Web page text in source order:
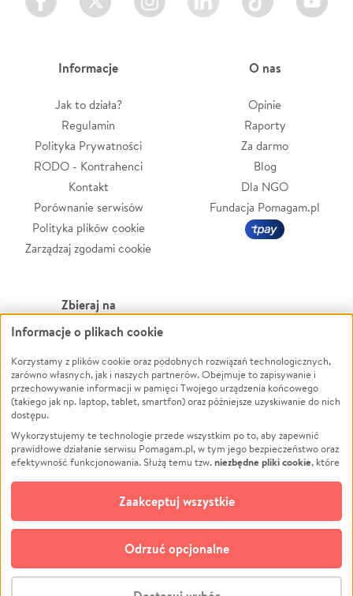
Informacje
Jak to działa?
Regulamin
Polityka Prywatności
RODO - Kontrahenci
Kontakt
Porównanie serwisów
Polityka plików cookie
Zarządzaj zgodami cookie
O nas
Opinie
Raporty
Za darmo
Blog
Dla NGO
Fundacja Pomagam.pl
Zbieraj na
Leczenie
Zwierzęta
Pożar
Ukraina
Pomoc Finansowa
Projekty
Pogrzeb
Społeczność lokalna
Kultura
Powódź
Wichura
NGO
Edukacja
Podróż
Impreza
Ochrona środowiska
Biznes
© CROWDING SP. Z O.O.
Informacje o plikach cookie
Korzystamy z plików cookie oraz podobnych rozwiązań technologicznych,
zarówno własnych, jak i naszych partnerów. Obejmuje to zapisywanie i
przechowywanie informacji w pamięci Twojego urządzenia końcowego
(takiego jak np. laptop, tablet, smartfon) oraz późniejsze uzyskiwanie do nich
dostępu.
Wykorzystujemy te technologie przede wszystkim po to, aby zapewnić
prawidłowe działanie serwisu Pomagam.pl, w tym jego bezpieczeństwo oraz
efektywność funkcjonowania. Służą temu tzw.niezbędne pliki cookie, które
opcjonalnych plików cookie
technologii do celów analitycznych i retargetingowych. Możesz wyrazić
zgodę na ich stosowanie lub jej odmówić. W dowolnym momencie masz
możliwość zmiany swoich preferencji na stronie „Zarządzaj zgodami cookie”,
do której link znajdziesz w stopce serwisu Pomagam.pl. Opcjonalne pliki
cookie wykorzystywane są w następujących celach:
Odrzuć opcjonalne
Zaakceptuj wszystkie